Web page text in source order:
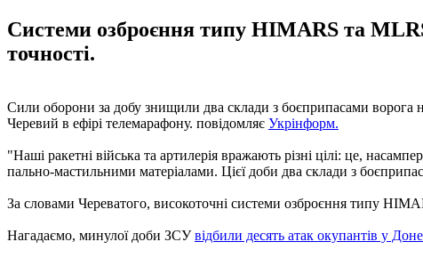
Системи озброєння типу HIMARS та
точності.
Сили оборони за добу знищили два склади з боєприпасами ворога
Черевий в ефірі телемарафону. повідомляє Укрінформ.
"Наші ракетні війська та артилерія вражають різні цілі: це,
пально-мастильними матеріалами. Цієї доби два склади з
За словами Череватого, високоточні системи озброєння типу
Нагадаємо, минулої доби ЗСУвідбили десять атак окупантів у